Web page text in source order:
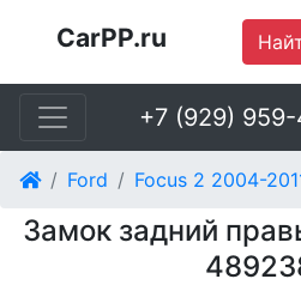
CarPP.ru
+7 (929)
Ford Focus 2 2004-
Замок задний